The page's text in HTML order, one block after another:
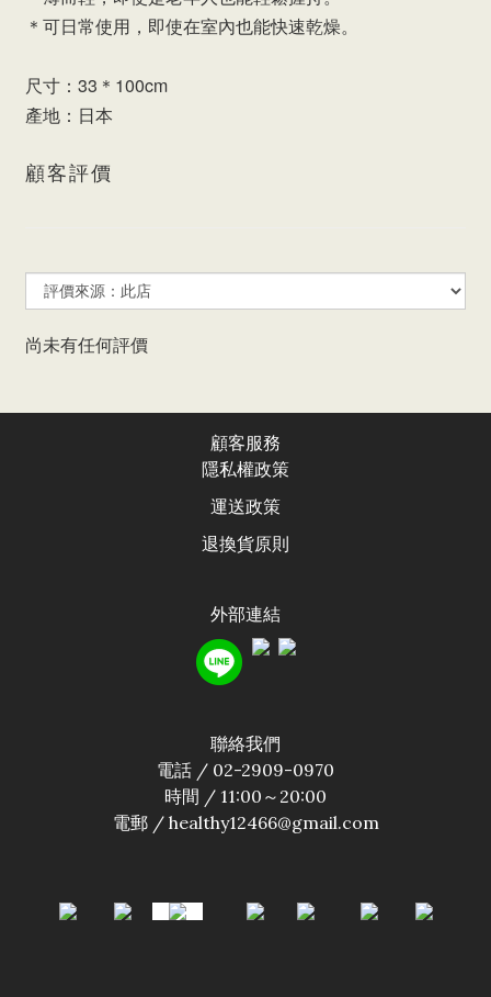
＊可日常使用，即使在室內也能快速乾燥。
尺寸：33＊100cm
產地：日本
顧客評價
尚未有任何評價
顧客服務
隱私權政策
運送政策
退換貨原則
外部連結
聯絡我們
電話 / 02-2909-0970
時間 / 11:00～20:00
電郵 / healthy12466@gmail.com